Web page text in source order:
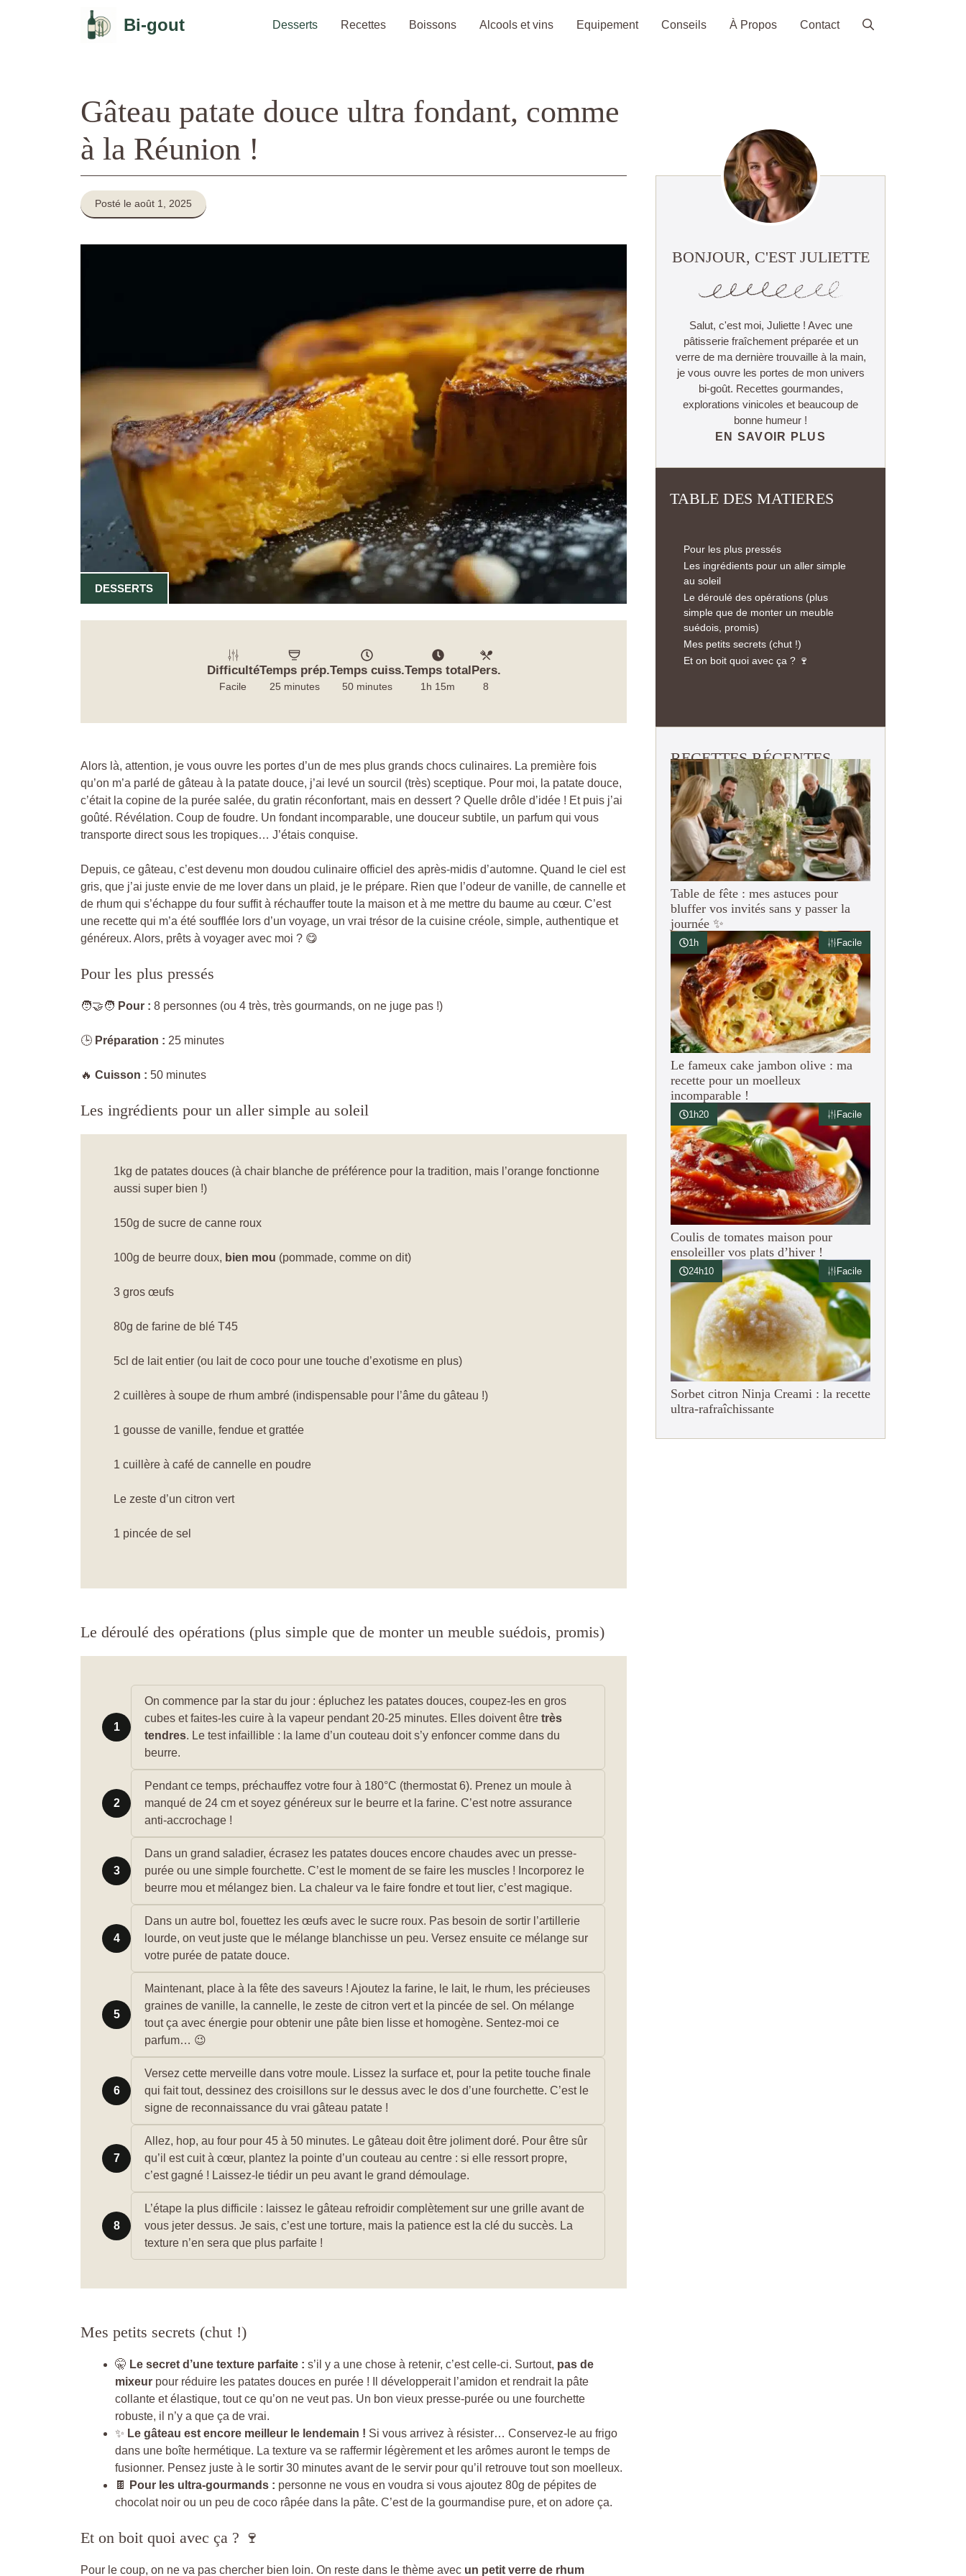
Bi-gout Desserts Recettes Boissons Alcools et vins Equipement Conseils À Propos Contact
Gâteau patate douce ultra fondant, comme
à la Réunion !
Posté le août 1, 2025
DESSERTS
Difficulté
Facile
Temps prép.
25 minutes
Temps cuiss.
50 minutes
Temps total
1h 15m
Pers.
8
Alors là, attention, je vous ouvre les portes d’un de mes plus grands chocs culinaires. La première fois
qu’on m’a parlé de gâteau à la patate douce, j’ai levé un sourcil (très) sceptique. Pour moi, la patate douce,
c’était la copine de la purée salée, du gratin réconfortant, mais en dessert ? Quelle drôle d’idée ! Et puis j’ai
goûté. Révélation. Coup de foudre. Un fondant incomparable, une douceur subtile, un parfum qui vous
transporte direct sous les tropiques… J’étais conquise.
Depuis, ce gâteau, c’est devenu mon doudou culinaire officiel des après-midis d’automne. Quand le ciel est
gris, que j’ai juste envie de me lover dans un plaid, je le prépare. Rien que l’odeur de vanille, de cannelle et
de rhum qui s’échappe du four suffit à réchauffer toute la maison et à me mettre du baume au cœur. C’est
une recette qui m’a été soufflée lors d’un voyage, un vrai trésor de la cuisine créole, simple, authentique et
généreux. Alors, prêts à voyager avec moi ? 😋
Pour les plus pressés
🧑‍🤝‍🧑 Pour : 8 personnes (ou 4 très, très gourmands, on ne juge pas !)
🕒 Préparation : 25 minutes
🔥 Cuisson : 50 minutes
Les ingrédients pour un aller simple au soleil
1kg de patates douces (à chair blanche de préférence pour la tradition, mais l’orange fonctionne
aussi super bien !)
150g de sucre de canne roux
100g de beurre doux, bien mou (pommade, comme on dit)
3 gros œufs
80g de farine de blé T45
5cl de lait entier (ou lait de coco pour une touche d’exotisme en plus)
2 cuillères à soupe de rhum ambré (indispensable pour l’âme du gâteau !)
1 gousse de vanille, fendue et grattée
1 cuillère à café de cannelle en poudre
Le zeste d’un citron vert
1 pincée de sel
Le déroulé des opérations (plus simple que de monter un meuble suédois, promis)
1
On commence par la star du jour : épluchez les patates douces, coupez-les en gros
cubes et faites-les cuire à la vapeur pendant 20-25 minutes. Elles doivent être très
tendres. Le test infaillible : la lame d’un couteau doit s’y enfoncer comme dans du
beurre.
2
Pendant ce temps, préchauffez votre four à 180°C (thermostat 6). Prenez un moule à
manqué de 24 cm et soyez généreux sur le beurre et la farine. C’est notre assurance
anti-accrochage !
3
Dans un grand saladier, écrasez les patates douces encore chaudes avec un presse-
purée ou une simple fourchette. C’est le moment de se faire les muscles ! Incorporez le
beurre mou et mélangez bien. La chaleur va le faire fondre et tout lier, c’est magique.
4
Dans un autre bol, fouettez les œufs avec le sucre roux. Pas besoin de sortir l’artillerie
lourde, on veut juste que le mélange blanchisse un peu. Versez ensuite ce mélange sur
votre purée de patate douce.
5
Maintenant, place à la fête des saveurs ! Ajoutez la farine, le lait, le rhum, les précieuses
graines de vanille, la cannelle, le zeste de citron vert et la pincée de sel. On mélange
tout ça avec énergie pour obtenir une pâte bien lisse et homogène. Sentez-moi ce
parfum… 😉
6
Versez cette merveille dans votre moule. Lissez la surface et, pour la petite touche finale
qui fait tout, dessinez des croisillons sur le dessus avec le dos d’une fourchette. C’est le
signe de reconnaissance du vrai gâteau patate !
7
Allez, hop, au four pour 45 à 50 minutes. Le gâteau doit être joliment doré. Pour être sûr
qu’il est cuit à cœur, plantez la pointe d’un couteau au centre : si elle ressort propre,
c’est gagné ! Laissez-le tiédir un peu avant le grand démoulage.
8
L’étape la plus difficile : laissez le gâteau refroidir complètement sur une grille avant de
vous jeter dessus. Je sais, c’est une torture, mais la patience est la clé du succès. La
texture n’en sera que plus parfaite !
Mes petits secrets (chut !)
🤫 Le secret d’une texture parfaite : s’il y a une chose à retenir, c’est celle-ci. Surtout, pas de
mixeur pour réduire les patates douces en purée ! Il développerait l’amidon et rendrait la pâte
collante et élastique, tout ce qu’on ne veut pas. Un bon vieux presse-purée ou une fourchette
robuste, il n’y a que ça de vrai.
✨ Le gâteau est encore meilleur le lendemain ! Si vous arrivez à résister… Conservez-le au frigo
dans une boîte hermétique. La texture va se raffermir légèrement et les arômes auront le temps de
fusionner. Pensez juste à le sortir 30 minutes avant de le servir pour qu’il retrouve tout son moelleux.
🍫
Pour les ultra-gourmands : personne ne vous en voudra si vous ajoutez 80g de pépites de
chocolat noir ou un peu de coco râpée dans la pâte. C’est de la gourmandise pure, et on adore ça.
Et on boit quoi avec ça ? 🍷
Pour le coup, on ne va pas chercher bien loin. On reste dans le thème avec un petit verre de rhum
BONJOUR, C'EST JULIETTE
Salut, c'est moi, Juliette ! Avec une
pâtisserie fraîchement préparée et un
verre de ma dernière trouvaille à la main,
je vous ouvre les portes de mon univers
bi-goût. Recettes gourmandes,
explorations vinicoles et beaucoup de
bonne humeur !
EN SAVOIR PLUS
TABLE DES MATIERES
Pour les plus pressés
Les ingrédients pour un aller simple
au soleil
Le déroulé des opérations (plus
simple que de monter un meuble
suédois, promis)
Mes petits secrets (chut !)
Et on boit quoi avec ça ? 🍷
RECETTES RÉCENTES
Table de fête : mes astuces pour
bluffer vos invités sans y passer la
journée ✨
1h Facile
Le fameux cake jambon olive : ma
recette pour un moelleux
incomparable !
1h20 Facile
Coulis de tomates maison pour
ensoleiller vos plats d’hiver !
24h10 Facile
Sorbet citron Ninja Creami : la recette
ultra-rafraîchissante